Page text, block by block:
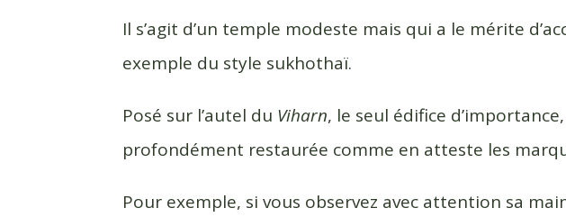
o
k
r
e
r
Il s’agit d’un temple modeste mais qui a le mérite
exemple du style sukhothaï.
Posé sur l’autel du Viharn, le seul édifice
profondément restaurée comme en atteste les
Pour exemple, si vous observez avec attention sa